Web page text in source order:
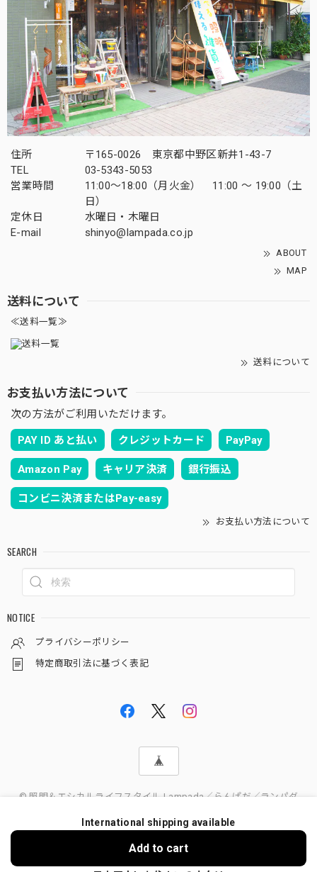
住所
〒165-0026 東京都中野区新井1-43-7
TEL
03-5343-5053
営業時間
11:00～18:00（月火金） 11:00 ～ 19:00（土
日）
定休日
水曜日・木曜日
E-mail
shinyo@lampada.co.jp
ABOUT
MAP
送料について
≪送料一覧≫
送料について
お支払い方法について
次の方法がご利用いただけます。
PAY ID あと払い クレジットカード PayPay
Amazon Pay キャリア決済 銀行振込
コンビニ決済またはPay-easy
お支払い方法について
SEARCH
NOTICE
プライバシーポリシー
特定商取引法に基づく表記
© 照明＆エシカルライフスタイル Lampada／らんぱだ／ランパダ
International shipping available
Add to cart